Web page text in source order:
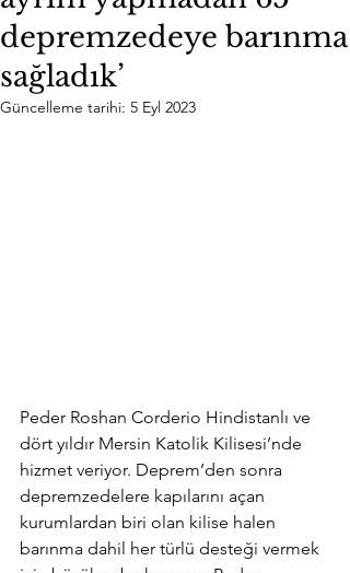
depremzedeye barınma
sağladık’
Güncelleme tarihi: 5 Eyl 2023
Peder Roshan Corderio Hindistanlı ve
dört yıldır Mersin Katolik Kilisesi’nde
hizmet veriyor. Deprem’den sonra
depremzedelere kapılarını açan
kurumlardan biri olan kilise halen
barınma dahil her türlü desteği vermek